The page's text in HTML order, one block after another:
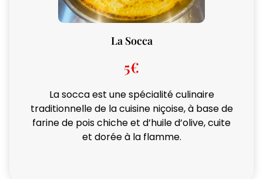
La Socca
5€
La socca est une spécialité culinaire
traditionnelle de la cuisine niçoise, à base de
farine de pois chiche et d’huile d’olive, cuite
et dorée à la flamme.